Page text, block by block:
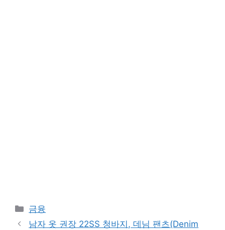
Categories
금융
남자 옷 권장 22SS 청바지, 데님 팬츠(Denim